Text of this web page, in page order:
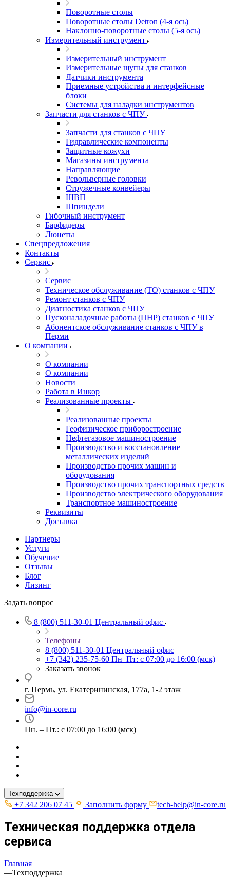
Поворотные столы
Поворотные столы Detron (4-я ось)
Наклонно-поворотные столы (5-я ось)
Измерительный инструмент
Измерительный инструмент
Измерительные щупы для станков
Датчики инструмента
Приемные устройства и интерфейсные
блоки
Системы для наладки инструментов
Запчасти для станков с ЧПУ
Запчасти для станков с ЧПУ
Гидравлические компоненты
Защитные кожухи
Магазины инструмента
Направляющие
Револьверные головки
Стружечные конвейеры
ШВП
Шпиндели
Гибочный инструмент
Барфидеры
Люнеты
Спецпредложения
Контакты
Сервис
Сервис
Техническое обслуживание (ТО) станков с ЧПУ
Ремонт станков с ЧПУ
Диагностика станков с ЧПУ
Пусконаладочные работы (ПНР) станков с ЧПУ
Абонентское обслуживание станков с ЧПУ в
Перми
О компании
О компании
О компании
Новости
Работа в Инкор
Реализованные проекты
Реализованные проекты
Геофизическое приборостроение
Нефтегазовое машиностроение
Производство и восстановление
металлических изделий
Производство прочих машин и
оборудования
Производство прочих транспортных средств
Производство электрического оборудования
Транспортное машиностроение
Реквизиты
Доставка
Партнеры
Услуги
Обучение
Отзывы
Блог
Лизинг
Задать вопрос
8 (800) 511-30-01 Центральный офис
Телефоны
8 (800) 511-30-01 Центральный офис
+7 (342) 235-75-60 Пн–Пт: с 07:00 до 16:00 (мск)
Заказать звонок
г. Пермь, ул. ​Екатерининская, 177а, ​1-2 этаж
info@in-core.ru
Пн. – Пт.: с 07:00 до 16:00 (мск)
Техподдержка
+7 342 206 07 45 Заполнить форму tech-help@in-core.ru
Техническая поддержка отдела
сервиса
Главная
—Техподдержка